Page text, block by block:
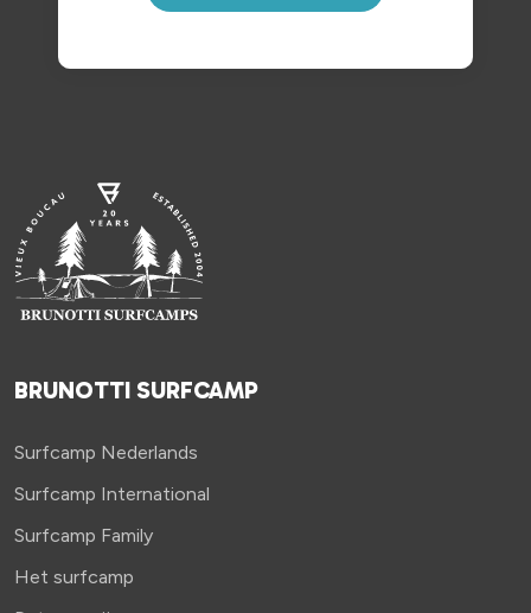
BRUNOTTI SURFCAMP
Surfcamp Nederlands
Surfcamp International
Surfcamp Family
Het surfcamp